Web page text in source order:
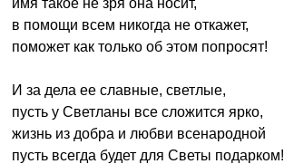
имя такое не зря она носит,
в помощи всем никогда не откажет,
поможет как только об этом попросят!
И за дела ее славные, светлые,
пусть у Светланы все сложится ярко,
жизнь из добра и любви всенародной
пусть всегда будет для Светы подарком!